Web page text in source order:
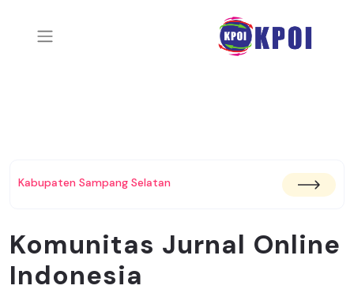
Kabupaten Sampang Selatan
Komunitas Jurnal Online
Indonesia